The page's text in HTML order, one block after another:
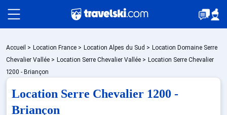
Packages
Accueil > Location France > Location Alpes du Sud > Location Domaine Serre
Chevalier Vallée > Location Serre Chevalier Vallée > Location Serre Chevalier
1200 - Briançon
Location Serre Chevalier 1200 -
Briançon